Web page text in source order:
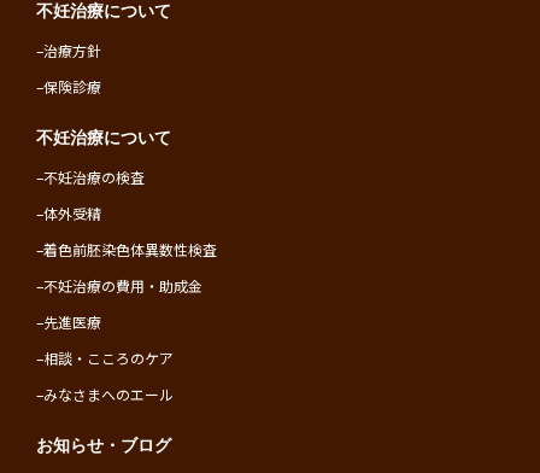
不妊治療について
–治療方針
–保険診療
不妊治療について
–不妊治療の検査
–体外受精
–着色前胚染色体異数性検査
–不妊治療の費用・助成金
–先進医療
–相談・こころのケア
–みなさまへのエール
お知らせ・ブログ